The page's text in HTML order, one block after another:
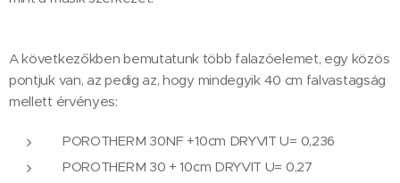
A következőkben bemutatunk több falazóelemet, egy közös
pontjuk van, az pedig az, hogy mindegyik 40 cm falvastagság
mellett érvényes:
POROTHERM 30NF +10cm DRYVIT U= 0,236
POROTHERM 30 + 10cm DRYVIT U= 0,27